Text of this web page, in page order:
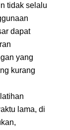
tidak selalu
dapat
yang
kurang
lama, di